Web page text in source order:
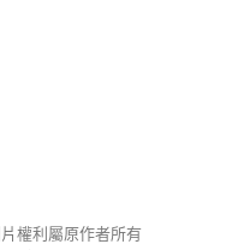
權利屬原作者所有